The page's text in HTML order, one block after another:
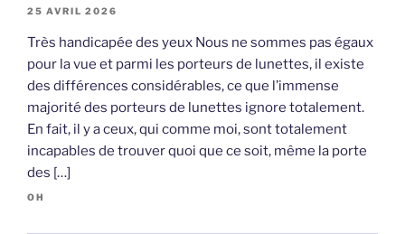
25 AVRIL 2026
Très handicapée des yeux Nous ne sommes pas égaux
pour la vue et parmi les porteurs de lunettes, il existe
des différences considérables, ce que l’immense
majorité des porteurs de lunettes ignore totalement.
En fait, il y a ceux, qui comme moi, sont totalement
incapables de trouver quoi que ce soit, même la porte
des […]
OH